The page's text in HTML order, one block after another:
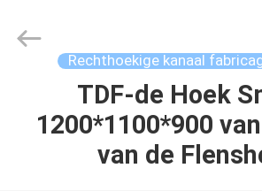
PRODUCTEN
AIVA
MACHINERY
Rechthoekige kanaal
TDF-de Hoek
1200*1100*900
van de